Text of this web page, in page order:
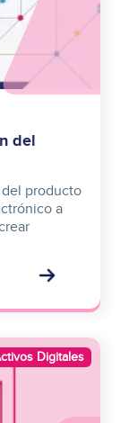
del
producto
a
Digitales